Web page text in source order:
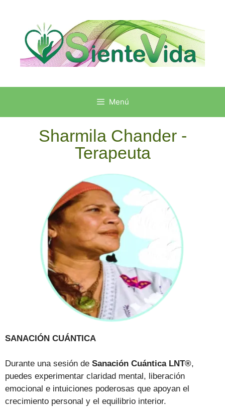
Menú
Sharmila Chander -
Terapeuta
SANACIÓN CUÁNTICA
Durante una sesión de Sanación Cuántica LNT®,
puedes experimentar claridad mental, liberación
emocional e intuiciones poderosas que apoyan el
crecimiento personal y el equilibrio interior.